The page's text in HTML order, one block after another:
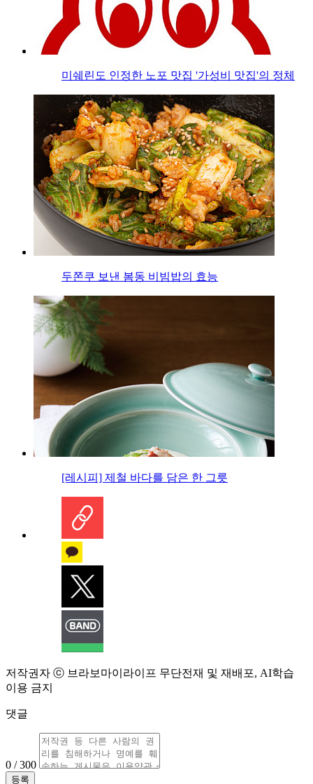
미쉐린도 인정한 노포 맛집 '가성비 맛집'의 정체
두쫀쿠 보낸 봄동 비빔밥의 효능
[레시피] 제철 바다를 담은 한 그릇
저작권자 ⓒ 브라보마이라이프 무단전재 및 재배포, AI학습
이용 금지
댓글
0 / 300